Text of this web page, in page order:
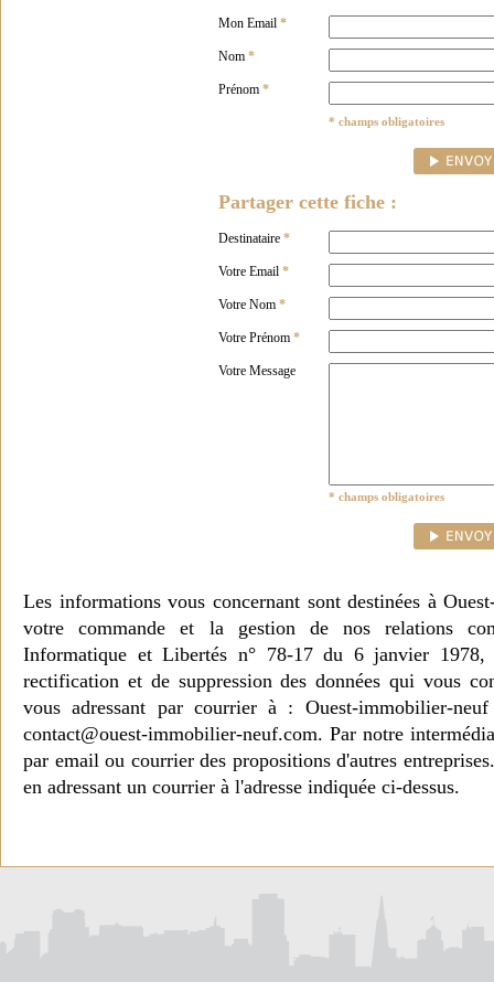
Mon Email *
Nom *
Prénom *
* champs obligatoires
Partager cette fiche :
Destinataire *
Votre Email *
Votre Nom *
Votre Prénom *
Votre Message
* champs obligatoires
Les informations vous concernant sont destinées à
votre commande et la gestion de nos relations
Informatique et Libertés n° 78-17 du 6 janvier 1978,
rectification et de suppression des données qui vous
vous adressant par courrier à : Ouest-immobilier-
contact@ouest-immobilier-neuf.com. Par notre
par email ou courrier des propositions d'autres
en adressant un courrier à l'adresse indiquée ci-dessus.